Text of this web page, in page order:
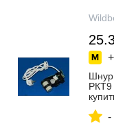
Шнур
РКТ9
-